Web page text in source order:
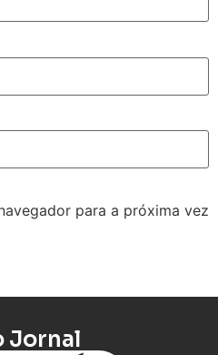
para a próxima vez
Jornal